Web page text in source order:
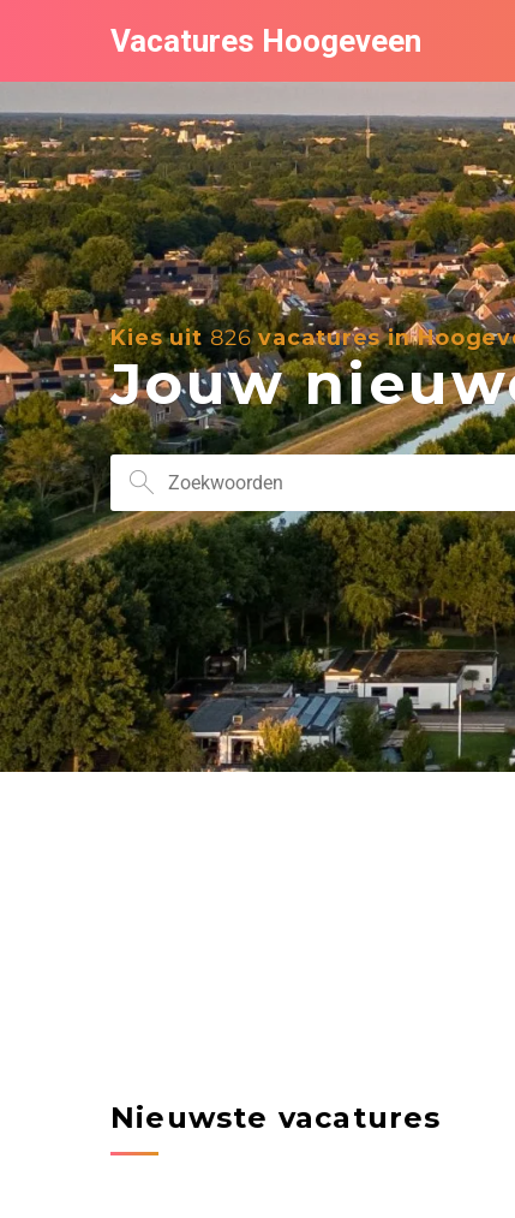
Vacatures Hoogeveen
Kies uit826vacatures in
Jouw
Nieuwste vacatures